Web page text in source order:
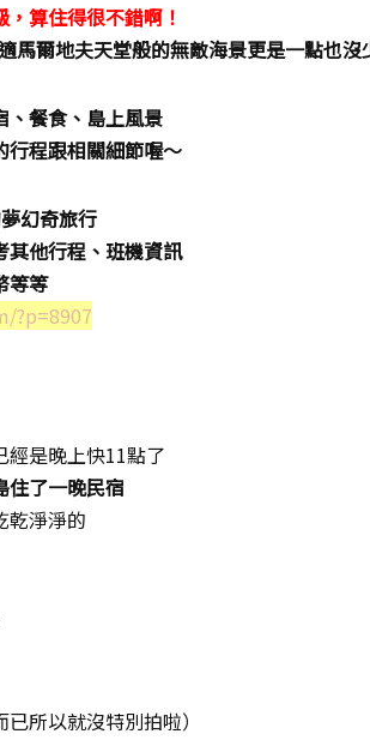
算住得很不錯啊！
馬爾地夫天堂般的無敵海景更是一點也沒
、餐食、島上風景
行程跟相關細節喔～
幻奇旅行
其他行程、班機資訊
等等
?p=8907
經是晚上快11點了
住了一晚民宿
乾淨淨的
所以就沒特別拍啦）